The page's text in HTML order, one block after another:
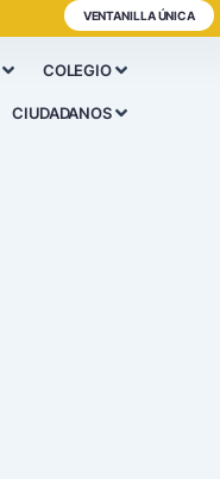
VENTANILLA ÚNICA
COLEGIO
CIUDADANOS